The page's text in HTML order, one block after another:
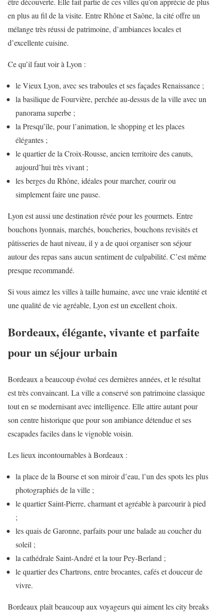
en plus au fil de la visite. Entre Rhône et Saône, la cité offre un
mélange très réussi de patrimoine, d’ambiances locales et
d’excellente cuisine.
Ce qu’il faut voir à Lyon :
le Vieux Lyon, avec ses traboules et ses façades Renaissance ;
la basilique de Fourvière, perchée au-dessus de la ville avec un
panorama superbe ;
la Presqu’île, pour l’animation, le shopping et les places
élégantes ;
le quartier de la Croix-Rousse, ancien territoire des canuts,
aujourd’hui très vivant ;
les berges du Rhône, idéales pour marcher, courir ou
simplement faire une pause.
Lyon est aussi une destination rêvée pour les gourmets. Entre
bouchons lyonnais, marchés, boucheries, bouchons revisités et
pâtisseries de haut niveau, il y a de quoi organiser son séjour
autour des repas sans aucun sentiment de culpabilité. C’est même
presque recommandé.
Si vous aimez les villes à taille humaine, avec une vraie identité et
une qualité de vie agréable, Lyon est un excellent choix.
Bordeaux, élégante, vivante et parfaite
pour un séjour urbain
Bordeaux a beaucoup évolué ces dernières années, et le résultat
est très convaincant. La ville a conservé son patrimoine classique
tout en se modernisant avec intelligence. Elle attire autant pour
son centre historique que pour son ambiance détendue et ses
escapades faciles dans le vignoble voisin.
Les lieux incontournables à Bordeaux :
la place de la Bourse et son miroir d’eau, l’un des spots les plus
photographiés de la ville ;
le quartier Saint-Pierre, charmant et agréable à parcourir à pied
;
les quais de Garonne, parfaits pour une balade au coucher du
soleil ;
la cathédrale Saint-André et la tour Pey-Berland ;
le quartier des Chartrons, entre brocantes, cafés et douceur de
vivre.
Bordeaux plaît beaucoup aux voyageurs qui aiment les city breaks